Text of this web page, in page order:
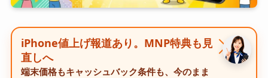
iPhone値上げ報道あり。MNP特典も見
直しへ
端末価格もキャッシュバック条件も、今のまま